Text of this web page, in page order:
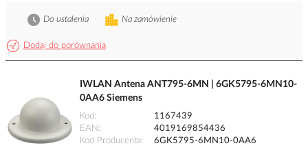
Dodaj do porównania
Na zamówienie
Do ustalenia
IWLAN Antena ANT795-6MN | 6GK5795-6MN10-
0AA6 Siemens
Kod
1167439
EAN
4019169854436
Kod Producenta
6GK5795-6MN10-0AA6